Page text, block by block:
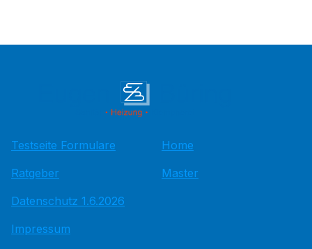
Testseite Formulare
Ratgeber
Datenschutz 1.6.2026
Impressum
Home
Master